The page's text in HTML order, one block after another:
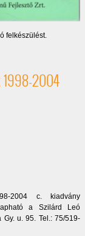
felkészülést.
1998-2004
2004 c. kiadvány
a Szilárd Leó
Gy. u. 95. Tel.: 75/519-